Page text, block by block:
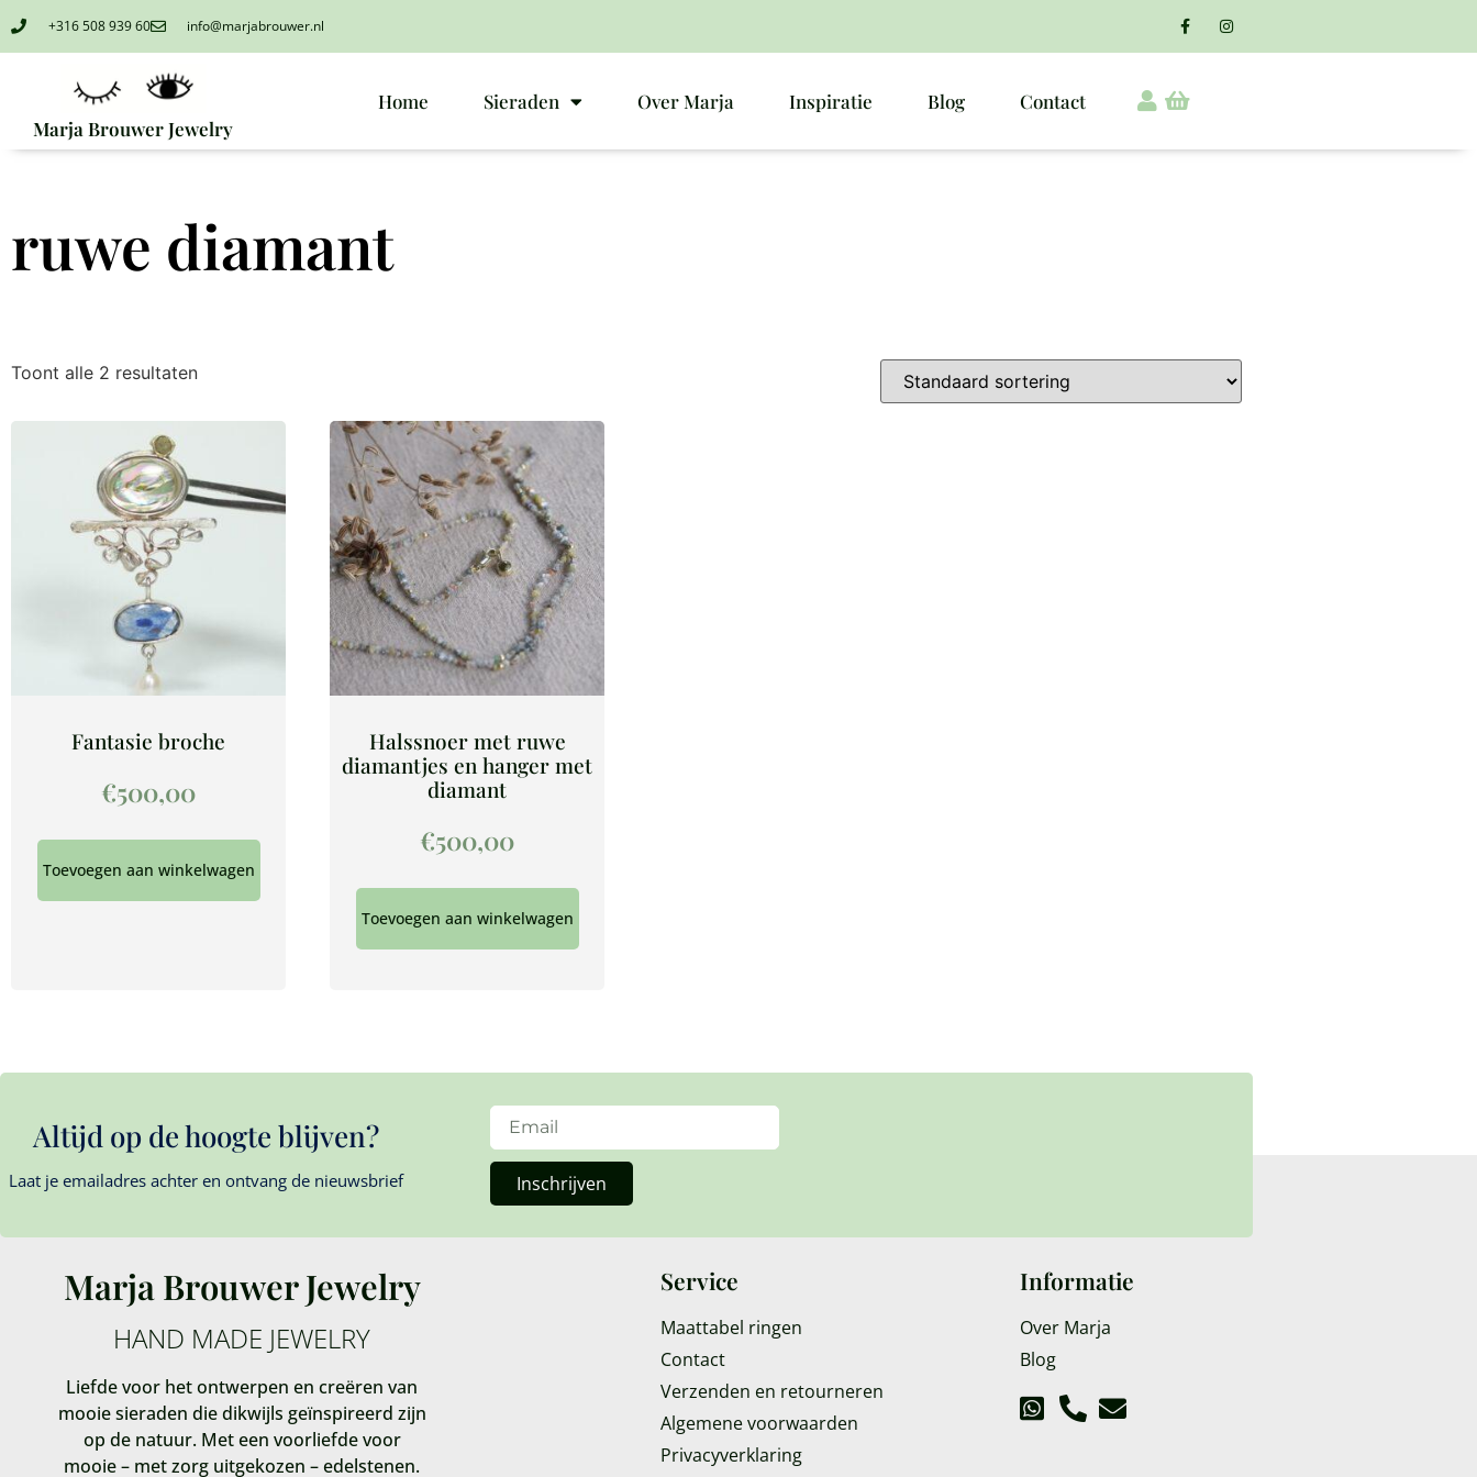
+316 508 939 60 info@marjabrouwer.nl
Marja Brouwer Jewelry
Home Sieraden Over Marja Inspiratie Blog Contact
ruwe diamant
Toont alle 2 resultaten
Fantasie broche
€500,00
Toevoegen aan winkelwagen
Halssnoer met ruwe
diamantjes en hanger met
diamant
€500,00
Toevoegen aan winkelwagen
Altijd op de hoogte blijven?
Laat je emailadres achter en ontvang de nieuwsbrief Inschrijven
Marja Brouwer Jewelry
HAND MADE JEWELRY
Liefde voor het ontwerpen en creëren van
mooie sieraden die dikwijls geïnspireerd zijn
op de natuur. Met een voorliefde voor
mooie – met zorg uitgekozen – edelstenen.
Service
Maattabel ringen
Contact
Verzenden en retourneren
Algemene voorwaarden
Privacyverklaring
Informatie
Over Marja
Blog